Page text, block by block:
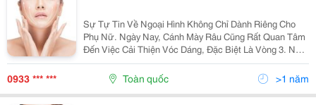
Sự Tự Tin Về Ngoại Hình Không Chỉ Dành Riêng Cho
Phụ Nữ. Ngày Nay, Cánh Mày Râu Cũng Rất Quan Tâm
Đến Việc Cải Thiện Vóc Dáng, Đặc Biệt Là Vòng 3. Nếu
Bạn Đang Tìm Kiếm Giải Pháp Giúp Tăng Sự Cuốn Hút
Mà Không Cần Phẫu Thuật, Quần Độn Mông Nam Giá
0933 *** *** Toàn quốc >1 năm